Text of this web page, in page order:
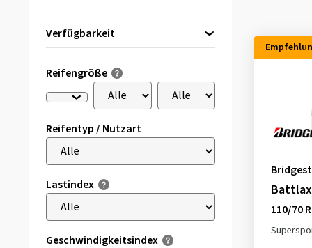
Verfügbarkeit
Reifengröße
Reifentyp / Nutzart
Lastindex
Geschwindigkeitsindex
Battlax
110/70